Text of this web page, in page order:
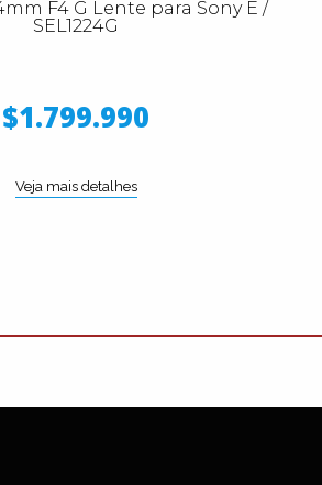
F4 G Lente para Sony E /
SEL1224G
$1.799.990
Veja mais detalhes